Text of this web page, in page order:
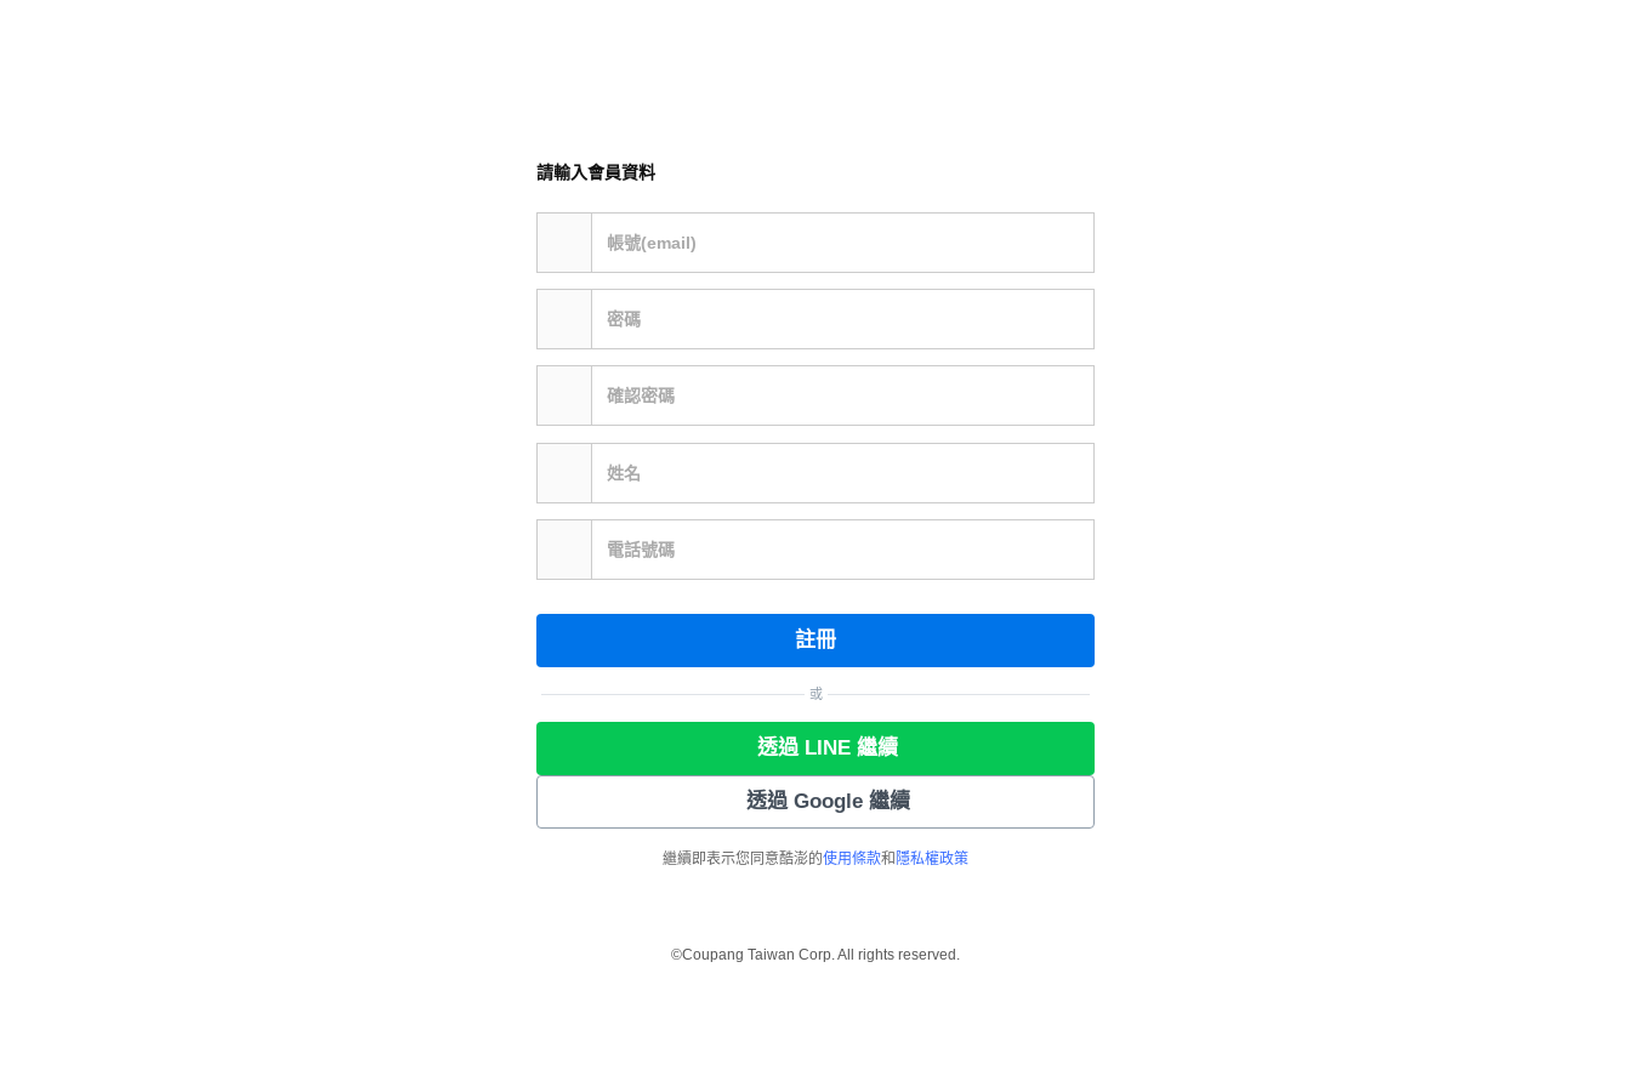
請輸入會員資料
帳號(email)
密碼
確認密碼
姓名
電話號碼
註冊
或
透過 LINE 繼續
透過 Google 繼續
繼續即表示您同意酷澎的使用條款和 隱私權政策
©Coupang Taiwan Corp. All rights reserved.